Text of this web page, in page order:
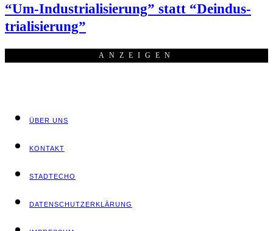
“Um-Indus­tria­li­sie­rung” statt “Deindus­
tria­li­sie­rung”
ANZEI­GEN
ÜBER UNS
KON­TAKT
STADT­ECHO
DATEN­SCHUTZ­ER­KLÄ­RUNG